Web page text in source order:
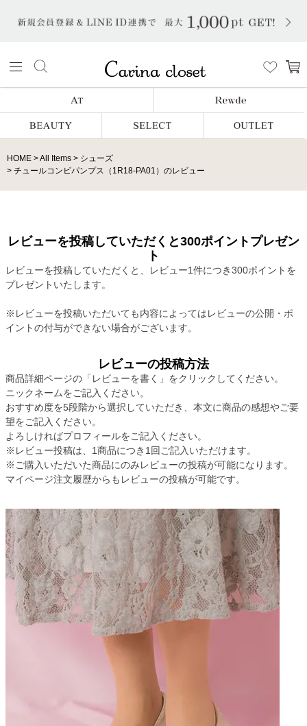
HOME All Items
シューズ
チュールコンビパンプス（1R18-PA01）のレビュー
レビューを投稿していただくと300ポイントプレゼン
ト
レビューを投稿していただくと、レビュー1件につき300ポイントを
プレゼントいたします。
※レビューを投稿いただいても内容によってはレビューの公開・ポ
イントの付与ができない場合がございます。
レビューの投稿方法
商品詳細ページの「レビューを書く」をクリックしてください。
ニックネームをご記入ください。
おすすめ度を5段階から選択していただき、本文に商品の感想やご要
望をご記入ください。
よろしければプロフィールをご記入ください。
※レビュー投稿は、1商品につき1回ご記入いただけます。
※ご購入いただいた商品にのみレビューの投稿が可能になります。
マイページ注文履歴からもレビューの投稿が可能です。